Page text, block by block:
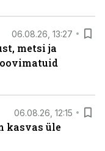
06.08.26, 13:27
metsi ja
06.08.26, 12:15
kasvas üle